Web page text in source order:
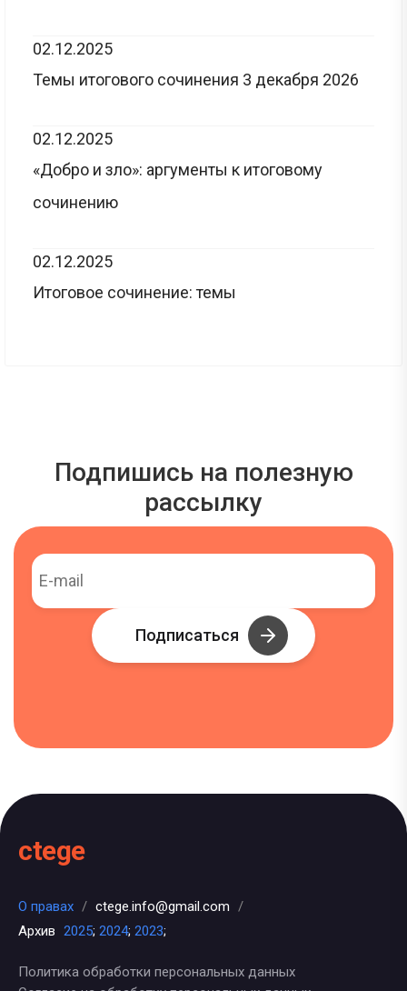
02.12.2025
Темы итогового сочинения 3 декабря 2026
02.12.2025
«Добро и зло»: аргументы к итоговому
сочинению
02.12.2025
Итоговое сочинение: темы
Подпишись на полезную
рассылку
Подписаться
ctege
О правах / ctege.info@gmail.com /
Архив 2025; 2024; 2023;
Политика обработки персональных данных